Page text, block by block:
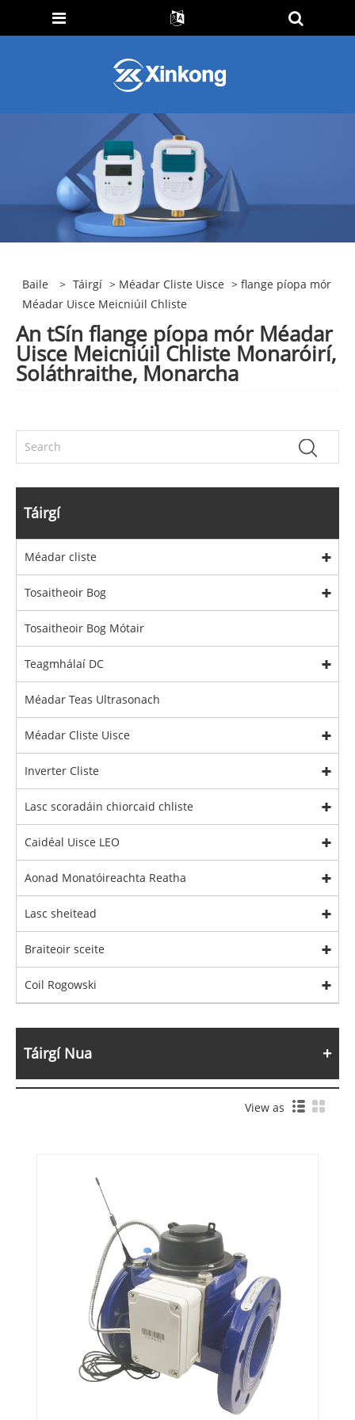
Baile > Táirgí > Méadar Cliste Uisce > flange píopa mór
Méadar Uisce Meicniúil Chliste
An tSín flange píopa mór Méadar
Uisce Meicniúil Chliste Monaróirí,
Soláthraithe, Monarcha
Táirgí
Méadar cliste
Tosaitheoir Bog
Tosaitheoir Bog Mótair
Teagmhálaí DC
Méadar Teas Ultrasonach
Méadar Cliste Uisce
Inverter Cliste
Lasc scoradáin chiorcaid chliste
Caidéal Uisce LEO
Aonad Monatóireachta Reatha
Lasc sheitead
Braiteoir sceite
Coil Rogowski
Táirgí Nua
View as